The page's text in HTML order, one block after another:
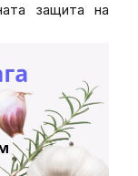
защита на